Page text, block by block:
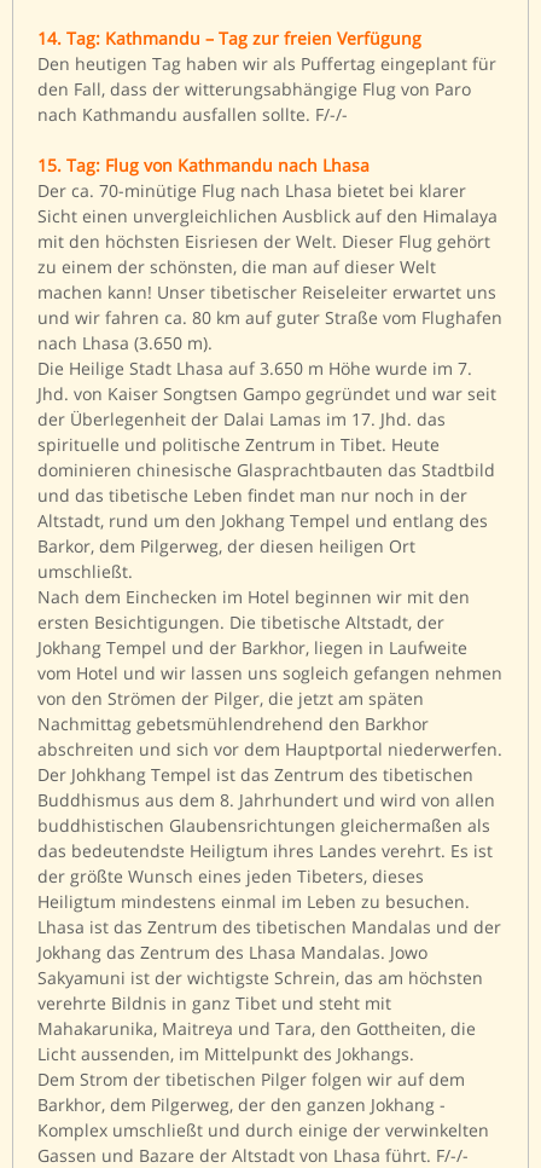
14. Tag: Kathmandu – Tag zur freien Verfügung
Den heutigen Tag haben wir als Puffertag eingeplant für
den Fall, dass der witterungsabhängige Flug von Paro
nach Kathmandu ausfallen sollte. F/-/-
15. Tag: Flug von Kathmandu nach Lhasa
Der ca. 70-minütige Flug nach Lhasa bietet bei klarer
Sicht einen unvergleichlichen Ausblick auf den Himalaya
mit den höchsten Eisriesen der Welt. Dieser Flug gehört
zu einem der schönsten, die man auf dieser Welt
machen kann! Unser tibetischer Reiseleiter erwartet uns
und wir fahren ca. 80 km auf guter Straße vom Flughafen
nach Lhasa (3.650 m).
Die Heilige Stadt Lhasa auf 3.650 m Höhe wurde im 7.
Jhd. von Kaiser Songtsen Gampo gegründet und war seit
der Überlegenheit der Dalai Lamas im 17. Jhd. das
spirituelle und politische Zentrum in Tibet. Heute
dominieren chinesische Glasprachtbauten das Stadtbild
und das tibetische Leben findet man nur noch in der
Altstadt, rund um den Jokhang Tempel und entlang des
Barkor, dem Pilgerweg, der diesen heiligen Ort
umschließt.
Nach dem Einchecken im Hotel beginnen wir mit den
ersten Besichtigungen. Die tibetische Altstadt, der
Jokhang Tempel und der Barkhor, liegen in Laufweite
vom Hotel und wir lassen uns sogleich gefangen nehmen
von den Strömen der Pilger, die jetzt am späten
Nachmittag gebetsmühlendrehend den Barkhor
abschreiten und sich vor dem Hauptportal niederwerfen.
Der Johkhang Tempel ist das Zentrum des tibetischen
Buddhismus aus dem 8. Jahrhundert und wird von allen
buddhistischen Glaubensrichtungen gleichermaßen als
das bedeutendste Heiligtum ihres Landes verehrt. Es ist
der größte Wunsch eines jeden Tibeters, dieses
Heiligtum mindestens einmal im Leben zu besuchen.
Lhasa ist das Zentrum des tibetischen Mandalas und der
Jokhang das Zentrum des Lhasa Mandalas. Jowo
Sakyamuni ist der wichtigste Schrein, das am höchsten
verehrte Bildnis in ganz Tibet und steht mit
Mahakarunika, Maitreya und Tara, den Gottheiten, die
Licht aussenden, im Mittelpunkt des Jokhangs.
Dem Strom der tibetischen Pilger folgen wir auf dem
Barkhor, dem Pilgerweg, der den ganzen Jokhang -
Komplex umschließt und durch einige der verwinkelten
Gassen und Bazare der Altstadt von Lhasa führt. F/-/-